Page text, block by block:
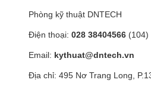
Phòng kỹ thuật DNTECH
Điện thoại: 028 38404566 (104)
Email: kythuat@dntech.vn
Địa chỉ: 495 Nơ Trang Long,